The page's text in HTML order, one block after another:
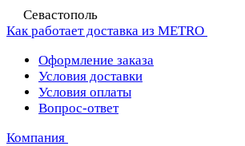
Севастополь
Как работает доставка из METRO
Оформление заказа
Условия доставки
Условия оплаты
Вопрос-ответ
Компания